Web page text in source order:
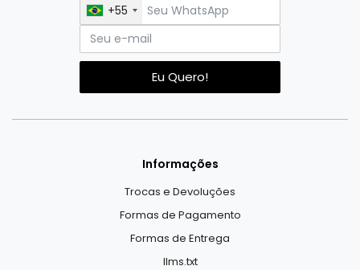
+55
Eu Quero!
Informações
Trocas e Devoluções
Formas de Pagamento
Formas de Entrega
llms.txt